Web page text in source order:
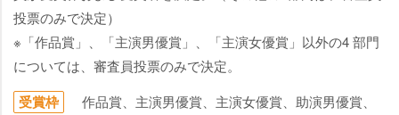
投票のみで決定）
※「作品賞」、「主演男優賞」、「主演女優賞」以外の4 部門
については、審査員投票のみで決定。
受賞枠
作品賞、主演男優賞、主演女優賞、助演男優賞、